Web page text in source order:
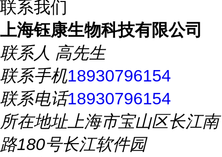
联系我们
上海钰康生物科技有限公司
联系人 高先生
联系手机18930796154
联系电话18930796154
所在地址上海市宝山区长江南
路180号长江软件园